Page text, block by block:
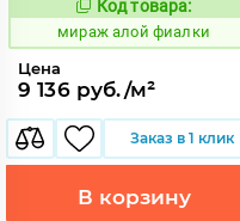
984614
Код товара:
мираж алой фиалки
Цена
9 136 руб./м²
Заказ в 1 клик
В корзину